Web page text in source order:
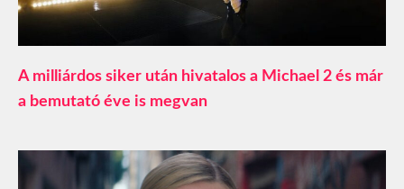
A milliárdos siker után hivatalos a Michael 2 és már
a bemutató éve is megvan